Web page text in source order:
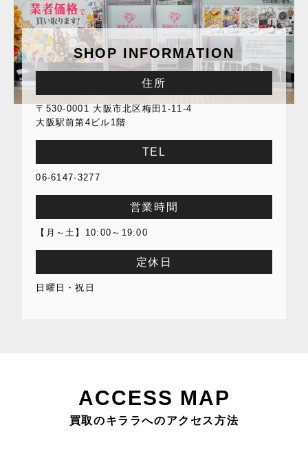
SHOP INFORMATION
住所
〒530-0001 大阪市北区梅田1-11-4
大阪駅前第4ビル1階
TEL
06-6147-3277
営業時間
【月～土】10:00～19:00
定休日
日曜日・祝日
ACCESS MAP
買取のキララへのアクセス方法